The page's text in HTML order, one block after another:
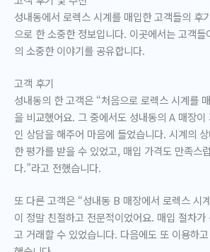
성내동에서 로렉스 시계를 매입한 고객들의 후
으로 한 소중한 정보입니다. 이곳에서는 고객
의 소중한 이야기를 공유합니다.
고객 후기
성내동의 한 고객은 “처음으로 로렉스 시계를
을 비교했어요. 그 중에서도 성내동의 A 매장이
인 상담을 해주어 마음에 들었습니다. 시계의
한 평가를 받을 수 있었고, 매입 가격도 만족스
다.”라고 전했습니다.
또 다른 고객은 “성내동 B 매장에서 로렉스 시
이 정말 친절하고 전문적이었어요. 매입 절차
고 거래할 수 있었습니다. 다음에도 또 이용하